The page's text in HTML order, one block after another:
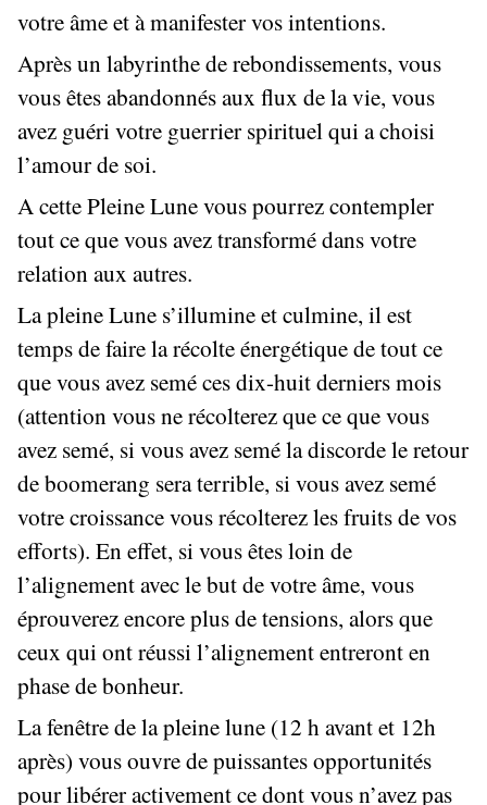
votre âme et à manifester vos intentions.
Après un labyrinthe de rebondissements, vous
vous êtes abandonnés aux flux de la vie, vous
avez guéri votre guerrier spirituel qui a choisi
l’amour de soi.
A cette Pleine Lune vous pourrez contempler
tout ce que vous avez transformé dans votre
relation aux autres.
La pleine Lune s’illumine et culmine, il est
temps de faire la récolte énergétique de tout ce
que vous avez semé ces dix-huit derniers mois
(attention vous ne récolterez que ce que vous
avez semé, si vous avez semé la discorde le retour
de boomerang sera terrible, si vous avez semé
votre croissance vous récolterez les fruits de vos
efforts). En effet, si vous êtes loin de
l’alignement avec le but de votre âme, vous
éprouverez encore plus de tensions, alors que
ceux qui ont réussi l’alignement entreront en
phase de bonheur.
La fenêtre de la pleine lune (12 h avant et 12h
après) vous ouvre de puissantes opportunités
pour libérer activement ce dont vous n’avez pas